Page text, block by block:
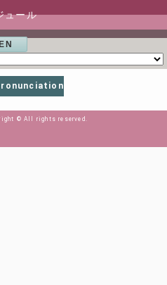
ュール
EN
© All rights reserved.